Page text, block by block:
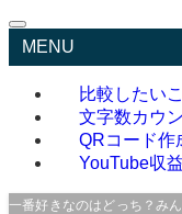
MENU
比較したい
文字数カウ
QRコード作
YouTube収
一番好きなのはどっち？み